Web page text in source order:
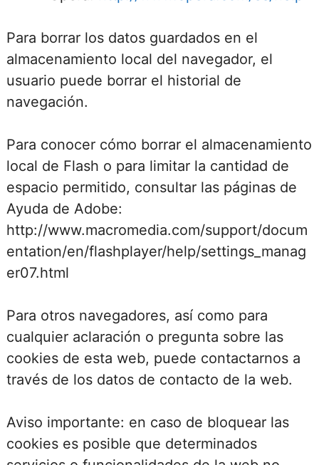
Para borrar los datos guardados en el
almacenamiento local del navegador, el
usuario puede borrar el historial de
navegación.
Para conocer cómo borrar el almacenamiento
local de Flash o para limitar la cantidad de
espacio permitido, consultar las páginas de
Ayuda de Adobe:
http://www.macromedia.com/support/docum
entation/en/flashplayer/help/settings_manag
er07.html
Para otros navegadores, así como para
cualquier aclaración o pregunta sobre las
cookies de esta web, puede contactarnos a
través de los datos de contacto de la web.
Aviso importante: en caso de bloquear las
cookies es posible que determinados